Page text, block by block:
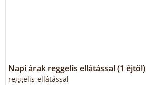
Napi árak reggelis ellátással (1 éjtől)
reggelis ellátással